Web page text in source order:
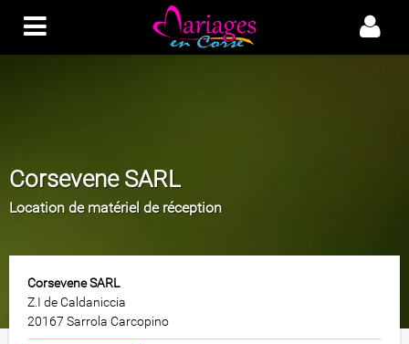
Corsevene SARL
Location de matériel de réception
Corsevene SARL
Z.I de Caldaniccia
20167 Sarrola Carcopino